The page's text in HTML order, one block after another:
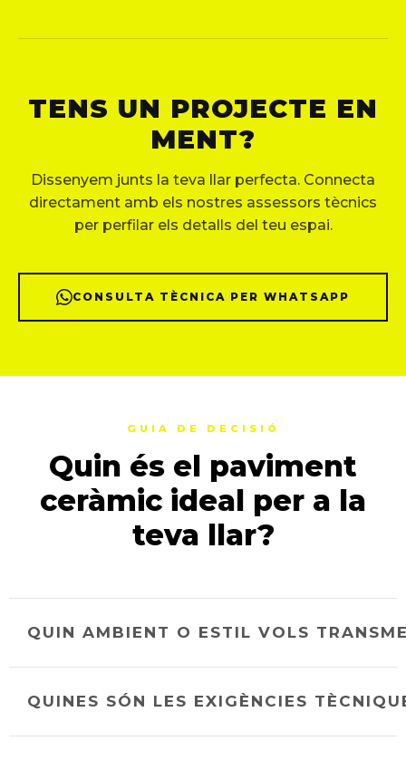
TENS UN PROJECTE EN
MENT?
Dissenyem junts la teva llar perfecta. Connecta
directament amb els nostres assessors tècnics
per perfilar els detalls del teu espai.
CONSULTA TÈCNICA PER WHATSAPP
GUIA DE DECISIÓ
Quin és el paviment
ceràmic ideal per a la
teva llar?
QUIN AMBIENT O ESTIL VOLS
El disseny visual és el primer pas per definir
l'ànima d'un espai. Identifica't amb un
QUINES SÓN LES EXIGÈNCIES